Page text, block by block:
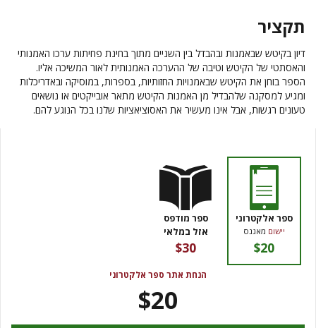
תקציר
דיון בקיטש שבאמנות ובהבדל בין השניים מתוך בחינת פחיתות ערכו האמנותי
והאסתטי של הקיטש וטיבה של ההערכה האמנותית לאור המשיכה אליו.
הספר בוחן את הקיטש שבאמנויות החזותיות, בספרות, במוסיקה ובאדריכלות
ומגיע למסקנה שלהבדיל מן האמנות הקיטש מתאר אובייקטים או נושאים
טעונים רגשות, אבל אינו מעשיר את האסוציאציות שלנו בכל הנוגע להם.
ספר אלקטרוני
יישום מאגנס
$20
ספר מודפס
אזל במלאי
$30
הנחת אתר ספר אלקטרוני
$20